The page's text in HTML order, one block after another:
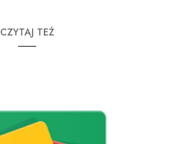
CZYTAJ TEŻ